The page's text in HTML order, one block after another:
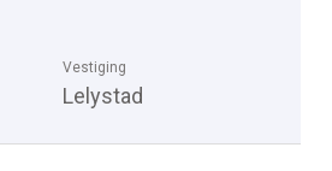
Vestiging
Lelystad